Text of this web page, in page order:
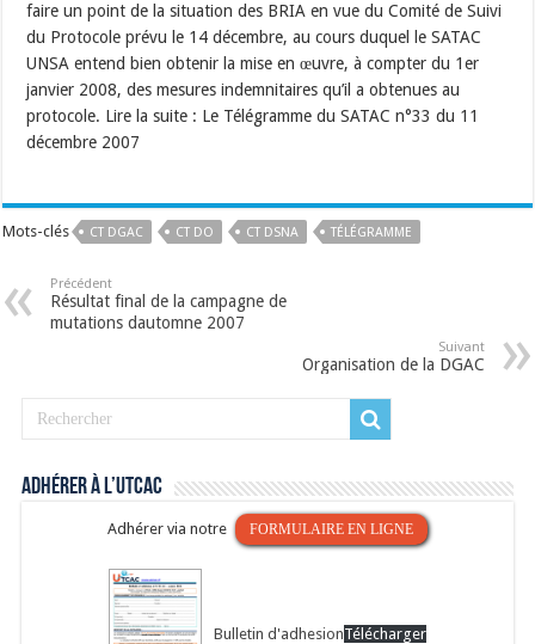
faire un point de la situation des BRIA en vue du Comité de Suivi
du Protocole prévu le 14 décembre, au cours duquel le SATAC
UNSA entend bien obtenir la mise en œuvre, à compter du 1er
janvier 2008, des mesures indemnitaires qu’il a obtenues au
protocole. Lire la suite : Le Télégramme du SATAC n°33 du 11
décembre 2007
Mots-clés CT DGAC CT DO CT DSNA TÉLÉGRAMME
Précédent
Résultat final de la campagne de
mutations dautomne 2007
Suivant
Organisation de la DGAC
Adhérer à l’UTCAC
Adhérer via notre FORMULAIRE EN LIGNE
Bulletin d'adhesionTélécharger